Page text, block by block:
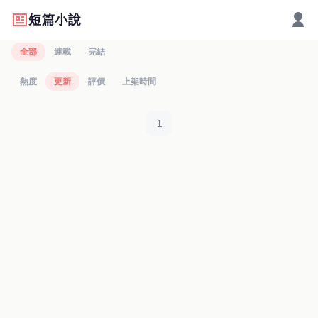
短篇小說
全部 連載 完結
熱度 更新 評價 上架時間
1